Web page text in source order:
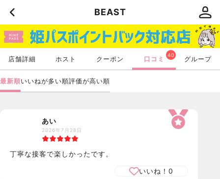
BEAST
店舗詳細 ホスト クーポン 口コミ 40 グループ
最新順いいねが多い順評価が高い順
あい
2026年7月28日
丁寧な接客で楽しかったです。
いいね！0